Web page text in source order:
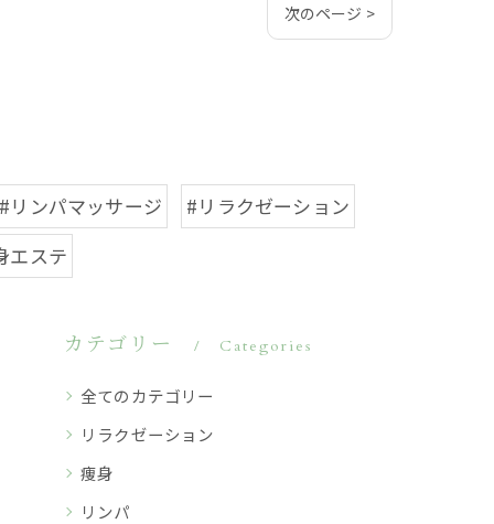
次のページ >
#リンパマッサージ
#リラクゼーション
エステ
カテゴリー Categories
全てのカテゴリー
リラクゼーション
痩身
リンパ